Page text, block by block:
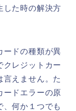
した時の解決方
ードの種類が異
クレジットカー
言えません。た
ードエラーの原
、何か１つでも